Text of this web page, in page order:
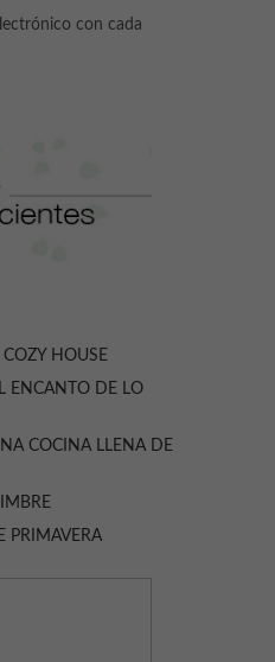
con cada
HOUSE
ENCANTO DE LO
COCINA LLENA DE
PRIMAVERA